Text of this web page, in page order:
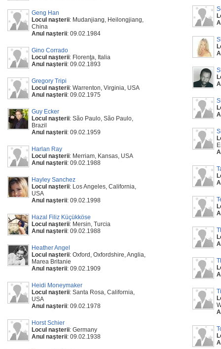
Geng Han
Locul naşterii: Mudanjiang, Heilongjiang,
China
Anul naşterii: 09.02.1984
Gino Corrado
Locul naşterii: Florenţa, Italia
Anul naşterii: 09.02.1893
Gregory Tripi
Locul naşterii: Warrenton, Virginia, USA
Anul naşterii: 09.02.1975
Guy Ecker
Locul naşterii: São Paulo, São Paulo,
Brazil
Anul naşterii: 09.02.1959
Harlan Ray
Locul naşterii: Merriam, Kansas, USA
Anul naşterii: 09.02.1988
Hayley Sanchez
Locul naşterii: Los Angeles, California,
USA
Anul naşterii: 09.02.1998
Hazal Filiz Küçükköse
Locul naşterii: Mersin, Turcia
Anul naşterii: 09.02.1988
Heather Angel
Locul naşterii: Oxford, Oxfordshire, Anglia,
Marea Britanie
Anul naşterii: 09.02.1909
Heidi Moneymaker
Locul naşterii: Santa Rosa, California,
USA
Anul naşterii: 09.02.1978
Horst Schier
Locul naşterii: Germany
Anul naşterii: 09.02.1938